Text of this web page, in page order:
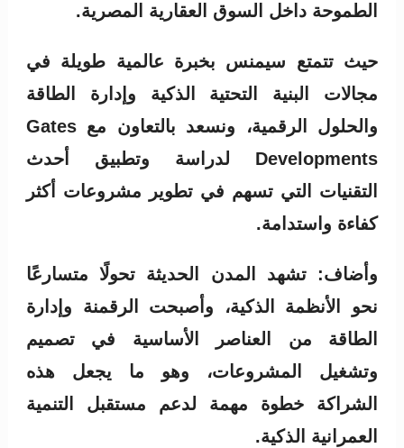
الطموحة داخل السوق العقارية المصرية.
حيث تتمتع سيمنس بخبرة عالمية طويلة في
مجالات البنية التحتية الذكية وإدارة الطاقة
والحلول الرقمية، ونسعد بالتعاون مع Gates
Developments لدراسة وتطبيق أحدث
التقنيات التي تسهم في تطوير مشروعات أكثر
كفاءة واستدامة.
وأضاف: تشهد المدن الحديثة تحولًا متسارعًا
نحو الأنظمة الذكية، وأصبحت الرقمنة وإدارة
الطاقة من العناصر الأساسية في تصميم
وتشغيل المشروعات، وهو ما يجعل هذه
الشراكة خطوة مهمة لدعم مستقبل التنمية
العمرانية الذكية.